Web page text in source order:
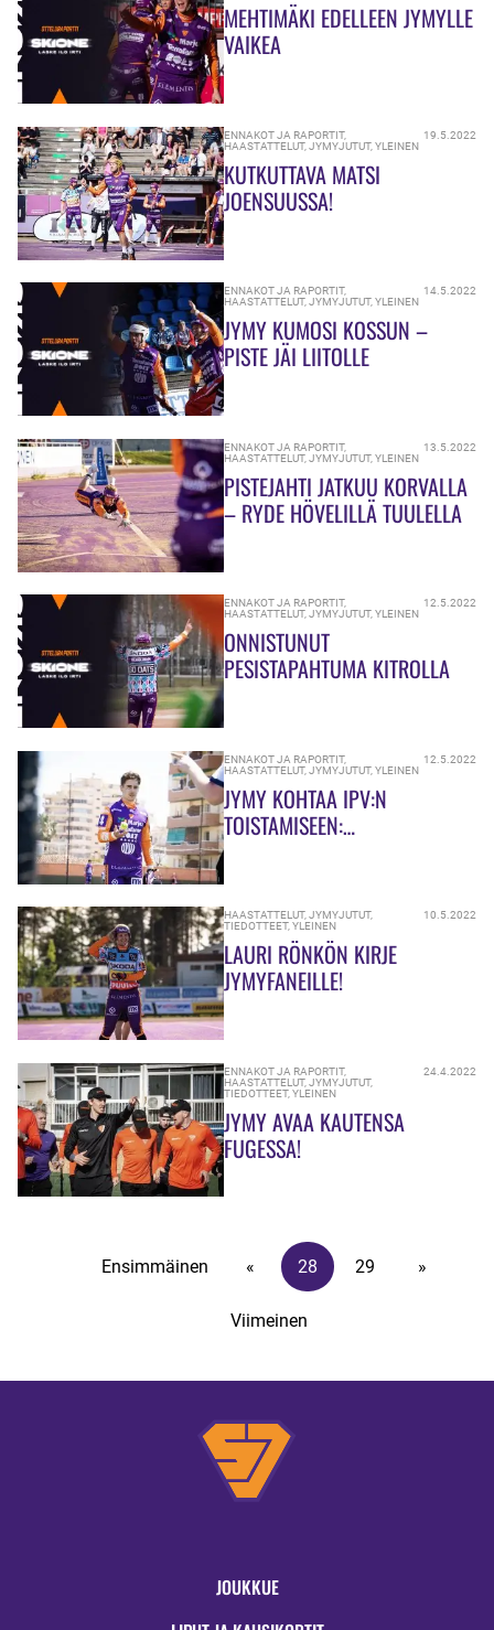
MEHTIMÄKI EDELLEEN JYMYLLE
VAIKEA
ENNAKOT JA RAPORTIT,
HAASTATTELUT,JYMYJUTUT,YLEINEN
19.5.2022
KUTKUTTAVA MATSI
JOENSUUSSA!
ENNAKOT JA RAPORTIT,
HAASTATTELUT,JYMYJUTUT,YLEINEN
14.5.2022
JYMY KUMOSI KOSSUN –
PISTE JÄI LIITOLLE
ENNAKOT JA RAPORTIT,
HAASTATTELUT,JYMYJUTUT,YLEINEN
13.5.2022
PISTEJAHTI JATKUU KORVALLA
– RYDE HÖVELILLÄ TUULELLA
ENNAKOT JA RAPORTIT,
HAASTATTELUT,JYMYJUTUT,YLEINEN
12.5.2022
ONNISTUNUT
PESISTAPAHTUMA KITROLLA
ENNAKOT JA RAPORTIT,
HAASTATTELUT,JYMYJUTUT,YLEINEN
12.5.2022
JYMY KOHTAA IPV:N
TOISTAMISEEN:
HAASTATTELUT,JYMYJUTUT,
TIEDOTTEET,YLEINEN
10.5.2022
LAURI RÖNKÖN KIRJE
JYMYFANEILLE!
ENNAKOT JA RAPORTIT,
HAASTATTELUT,JYMYJUTUT,
TIEDOTTEET,YLEINEN
24.4.2022
JYMY AVAA KAUTENSA
FUGESSA!
Ensimmäinen « 28 29 »
Viimeinen
JOUKKUE